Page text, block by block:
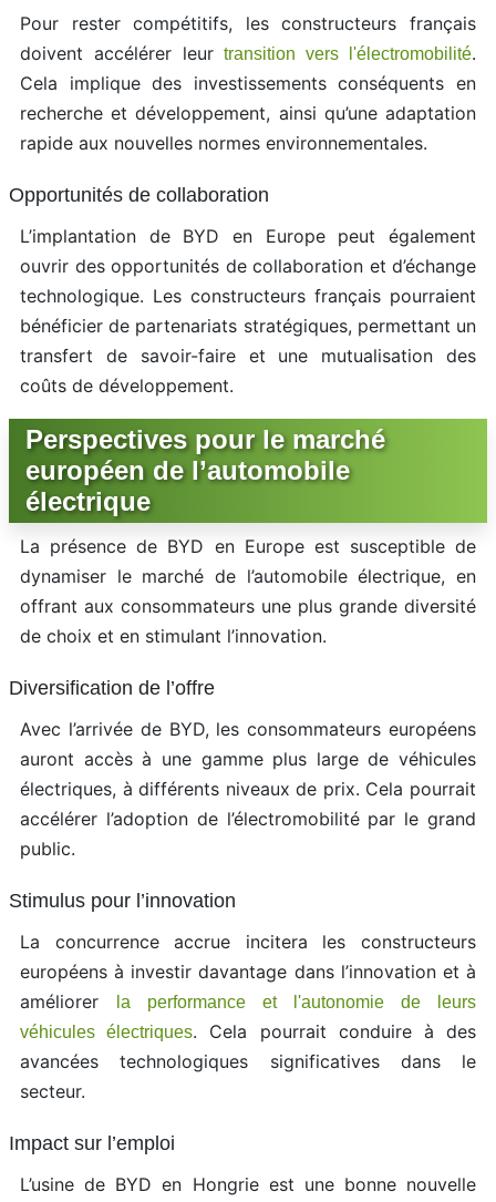
Pour rester compétitifs, les constructeurs français
doivent accélérer leurtransition vers l'électromobilité.
Cela implique des investissements conséquents en
recherche et développement, ainsi qu’une adaptation
rapide aux nouvelles normes environnementales.
Opportunités de collaboration
L’implantation de BYD en Europe peut également
ouvrir des opportunités de collaboration et d’échange
technologique. Les constructeurs français pourraient
bénéficier de partenariats stratégiques, permettant un
transfert de savoir-faire et une mutualisation des
coûts de développement.
Perspectives pour le marché
européen de l’automobile
électrique
La présence de BYD en Europe est susceptible de
dynamiser le marché de l’automobile électrique, en
offrant aux consommateurs une plus grande diversité
de choix et en stimulant l’innovation.
Diversification de l’offre
Avec l’arrivée de BYD, les consommateurs européens
auront accès à une gamme plus large de véhicules
électriques, à différents niveaux de prix. Cela pourrait
accélérer l’adoption de l’électromobilité par le grand
public.
Stimulus pour l’innovation
La concurrence accrue incitera les constructeurs
européens à investir davantage dans l’innovation et à
améliorer
la performance et l'autonomie de leurs
véhicules électriques. Cela pourrait conduire à des
avancées technologiques significatives dans le
secteur.
Impact sur l’emploi
L’usine de BYD en Hongrie est une bonne nouvelle